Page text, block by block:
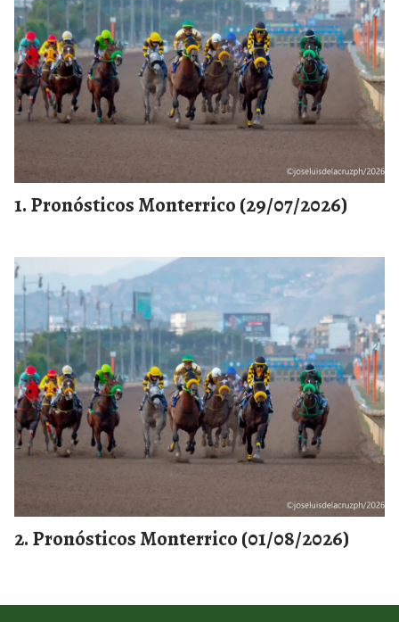
Pronósticos Monterrico (29/07/2026)
Pronósticos Monterrico (01/08/2026)